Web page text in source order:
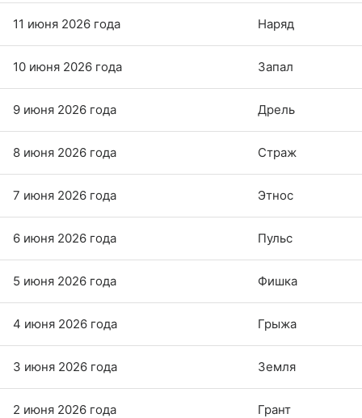
11 июня 2026 года Наряд
10 июня 2026 года Запал
9 июня 2026 года Дрель
8 июня 2026 года Страж
7 июня 2026 года Этнос
6 июня 2026 года Пульс
5 июня 2026 года Фишка
4 июня 2026 года Грыжа
3 июня 2026 года Земля
2 июня 2026 года Грант